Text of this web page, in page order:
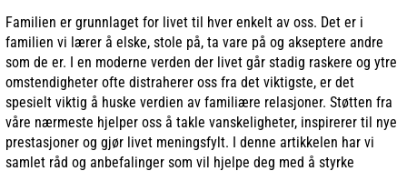
Familien er grunnlaget for livet til hver enkelt av oss. Det er i
familien vi lærer å elske, stole på, ta vare på og akseptere andre
som de er. I en moderne verden der livet går stadig raskere og ytre
omstendigheter ofte distraherer oss fra det viktigste, er det
spesielt viktig å huske verdien av familiære relasjoner. Støtten fra
våre nærmeste hjelper oss å takle vanskeligheter, inspirerer til nye
prestasjoner og gjør livet meningsfylt. I denne artikkelen har vi
samlet råd og anbefalinger som vil hjelpe deg med å styrke